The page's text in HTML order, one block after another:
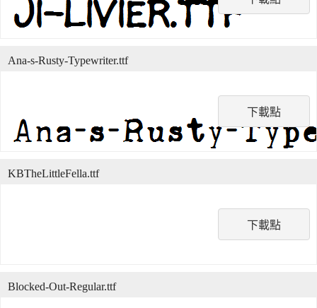
下載點
Ana-s-Rusty-Typewriter.ttf
下載點
KBTheLittleFella.ttf
Blocked-Out-Regular.ttf